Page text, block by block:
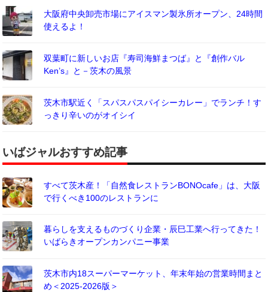
大阪府中央卸売市場にアイスマン製氷所オープン、24時間
使えるよ！
双葉町に新しいお店『寿司海鮮まつば』と『創作バル
Ken’s』と－茨木の風景
茨木市駅近く「スパスパスパイシーカレー」でランチ！す
っきり辛いのがオイシイ
いばジャルおすすめ記事
すべて茨木産！「自然食レストランBONOcafe」は、大阪
で行くべき100のレストランに
暮らしを支えるものづくり企業・辰巳工業へ行ってきた！
いばらきオープンカンパニー事業
茨木市内18スーパーマーケット、年末年始の営業時間まと
め＜2025-2026版＞